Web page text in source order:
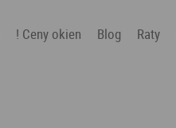
! Ceny okien Blog Raty